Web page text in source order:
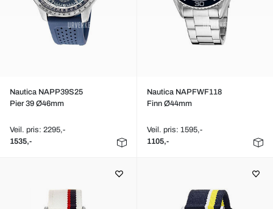
Nautica NAPP39S25
Pier 39 Ø46mm
Veil. pris: 2295,-
1535,-
Nautica NAPFWF118
Finn Ø44mm
Veil. pris: 1595,-
1105,-